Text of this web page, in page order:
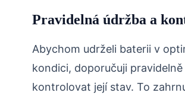
Pravidelná údržba a
Abychom udrželi baterii v
kondici, doporučuji pravidelně
kontrolovat její stav. To